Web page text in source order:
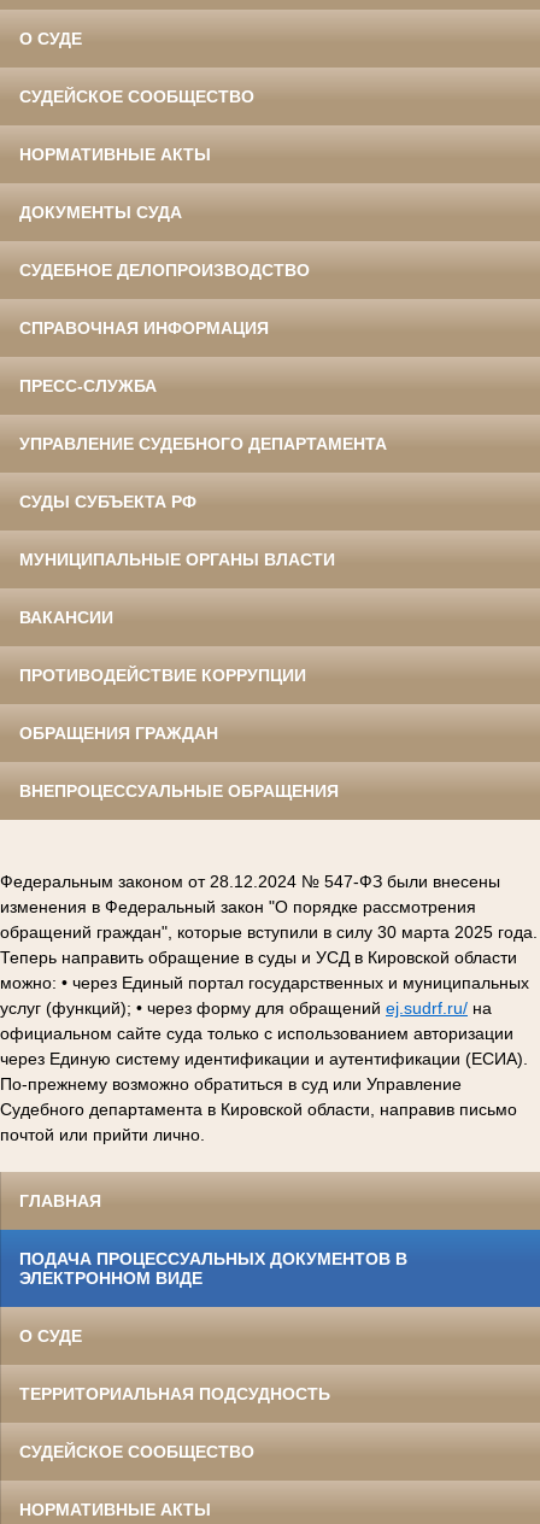
О СУДЕ
СУДЕЙСКОЕ СООБЩЕСТВО
НОРМАТИВНЫЕ АКТЫ
ДОКУМЕНТЫ СУДА
СУДЕБНОЕ ДЕЛОПРОИЗВОДСТВО
СПРАВОЧНАЯ ИНФОРМАЦИЯ
ПРЕСС-СЛУЖБА
УПРАВЛЕНИЕ СУДЕБНОГО ДЕПАРТАМЕНТА
СУДЫ СУБЪЕКТА РФ
МУНИЦИПАЛЬНЫЕ ОРГАНЫ ВЛАСТИ
ВАКАНСИИ
ПРОТИВОДЕЙСТВИЕ КОРРУПЦИИ
ОБРАЩЕНИЯ ГРАЖДАН
ВНЕПРОЦЕССУАЛЬНЫЕ ОБРАЩЕНИЯ
Федеральным законом от 28.12.2024 № 547-ФЗ были внесены
изменения в Федеральный закон "О порядке рассмотрения
обращений граждан", которые вступили в силу 30 марта 2025 года.
Теперь направить обращение в суды и УСД в Кировской области
можно: • через Единый портал государственных и муниципальных
услуг (функций); • через форму для обращений ej.sudrf.ru/ на
официальном сайте суда только с использованием авторизации
через Единую систему идентификации и аутентификации (ЕСИА).
По-прежнему возможно обратиться в суд или Управление
Судебного департамента в Кировской области, направив письмо
почтой или прийти лично.
ГЛАВНАЯ
ПОДАЧА ПРОЦЕССУАЛЬНЫХ ДОКУМЕНТОВ В
ЭЛЕКТРОННОМ ВИДЕ
О СУДЕ
ТЕРРИТОРИАЛЬНАЯ ПОДСУДНОСТЬ
СУДЕЙСКОЕ СООБЩЕСТВО
НОРМАТИВНЫЕ АКТЫ